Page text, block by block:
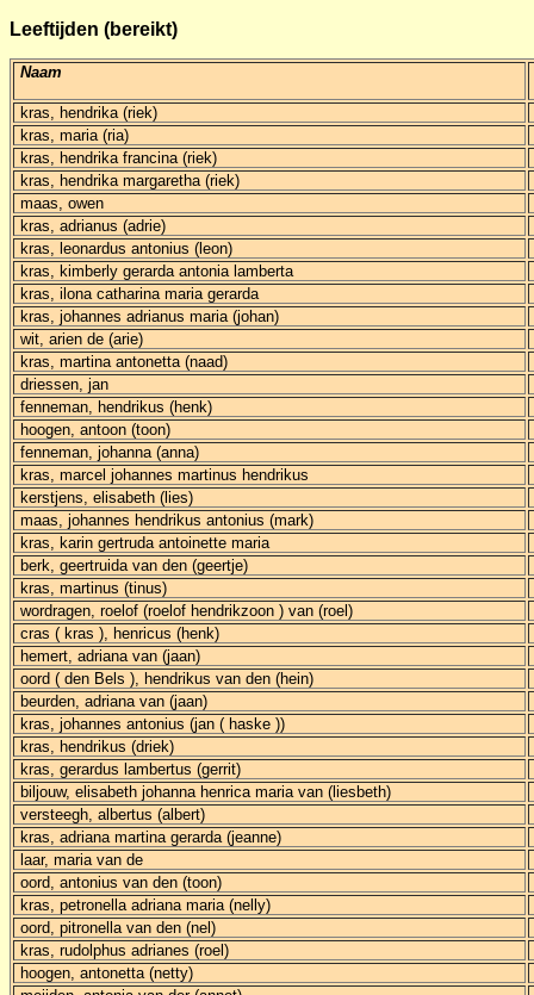
Leeftijden (bereikt)
Naam
kras, hendrika (riek)
kras, maria (ria)
kras, hendrika francina (riek)
kras, hendrika margaretha (riek)
maas, owen
kras, adrianus (adrie)
kras, leonardus antonius (leon)
kras, kimberly gerarda antonia lamberta
kras, ilona catharina maria gerarda
kras, johannes adrianus maria (johan)
wit, arien de (arie)
kras, martina antonetta (naad)
driessen, jan
fenneman, hendrikus (henk)
hoogen, antoon (toon)
fenneman, johanna (anna)
kras, marcel johannes martinus hendrikus
kerstjens, elisabeth (lies)
maas, johannes hendrikus antonius (mark)
kras, karin gertruda antoinette maria
berk, geertruida van den (geertje)
kras, martinus (tinus)
wordragen, roelof (roelof hendrikzoon ) van (roel)
cras ( kras ), henricus (henk)
hemert, adriana van (jaan)
oord ( den Bels ), hendrikus van den (hein)
beurden, adriana van (jaan)
kras, johannes antonius (jan ( haske ))
kras, hendrikus (driek)
kras, gerardus lambertus (gerrit)
biljouw, elisabeth johanna henrica maria van (liesbeth)
versteegh, albertus (albert)
kras, adriana martina gerarda (jeanne)
laar, maria van de
oord, antonius van den (toon)
kras, petronella adriana maria (nelly)
oord, pitronella van den (nel)
kras, rudolphus adrianes (roel)
hoogen, antonetta (netty)